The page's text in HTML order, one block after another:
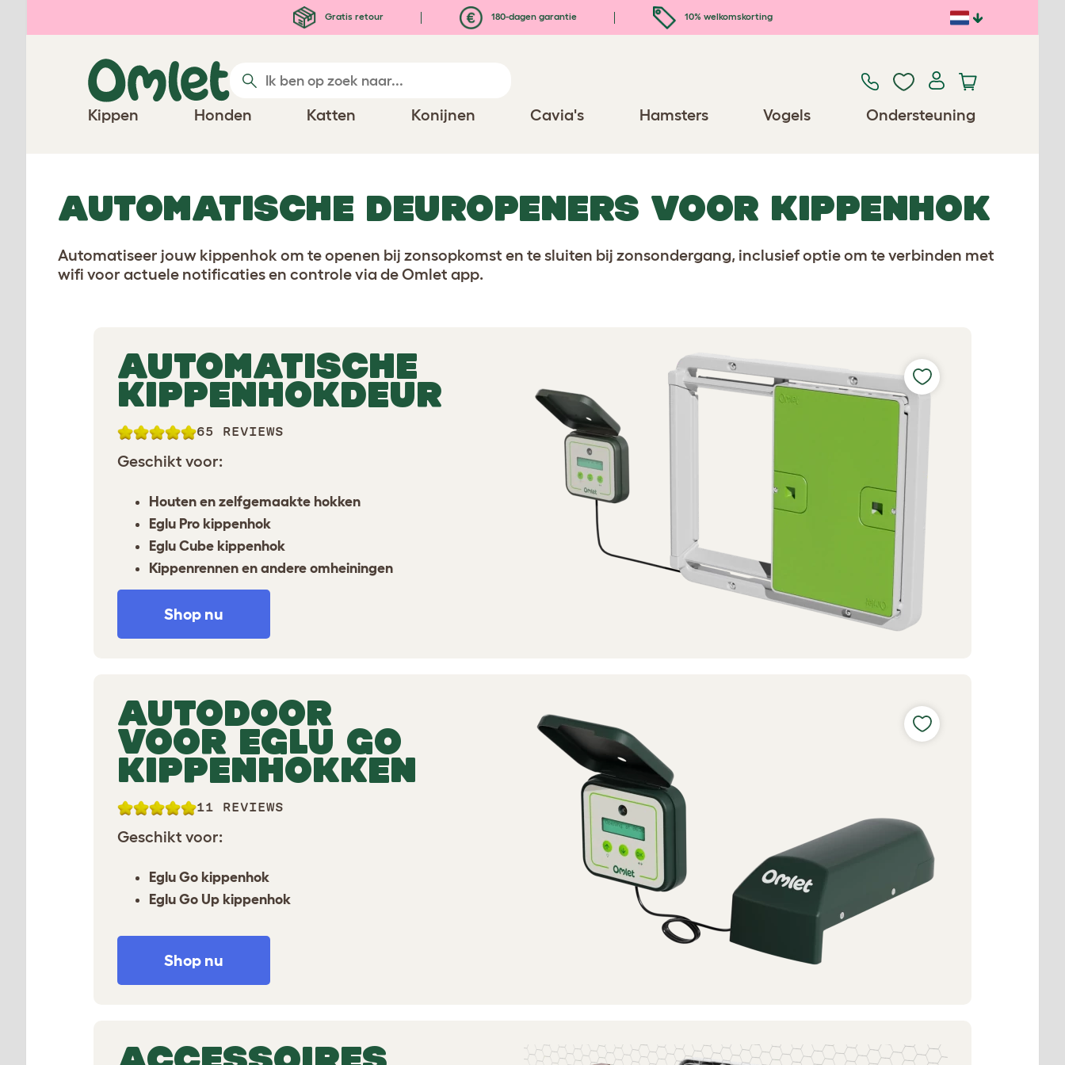
Gratis retour 180-dagen garantie 10% welkomskorting
Kippen Honden Katten Konijnen Cavia's Hamsters Vogels Ondersteuning
AUTOMATISCHE DEUROPENERS VOOR KIPPENHOK
Automatiseer jouw kippenhok om te openen bij zonsopkomst en te sluiten bij zonsondergang, inclusief optie om te verbinden met
wifi voor actuele notificaties en controle via de Omlet app.
AUTOMATISCHE
KIPPENHOKDEUR
65 REVIEWS
Geschikt voor:
Houten en zelfgemaakte hokken
Eglu Pro kippenhok
Eglu Cube kippenhok
Kippenrennen en andere omheiningen
Shop nu
AUTODOOR
VOOR EGLU GO
KIPPENHOKKEN
11 REVIEWS
Geschikt voor:
Eglu Go kippenhok
Eglu Go Up kippenhok
Shop nu